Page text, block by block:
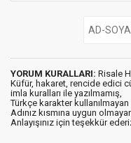
YORUM KURALLARI: Risale
Küfür, hakaret, rencide edici
imla kuralları ile yazılmamış,
Türkçe karakter kullanılmayan
Adınız kısmına uygun
Anlayışınız için teşekkür